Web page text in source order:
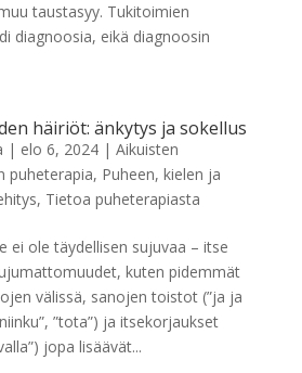
taustasyy. Tukitoimien
diagnoosia, eikä diagnoosin
häiriöt: änkytys ja sokellus
| elo 6, 2024| Aikuisten
puheterapia, Puheen, kielen ja
, Tietoa puheterapiasta
ei ole täydellisen sujuvaa – itse
kuten pidemmät
välissä, sanojen toistot (”ja ja
”tota”) ja itsekorjaukset
jopa lisäävät...